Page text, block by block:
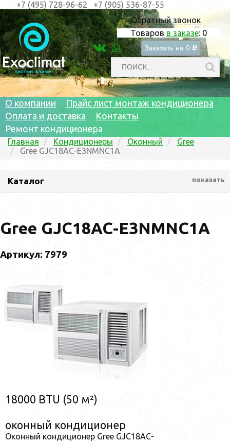
Обратный звонок
Товаров в заказе: 0
Заказать на 0 c
+7 (495) 728-96-62 +7 (905) 536-87-55
О компании
Прайс лист монтаж кондиционера
Оплата и доставка
Контакты
Ремонт кондиционера
Главная Кондиционеры Оконный
Gree
Gree GJC18AC-E3NMNC1A
Каталог показать
Gree GJC18AC-E3NMNC1A
Артикул: 7979
18000 BTU (50 м²)
оконный кондиционер
Оконный кондиционер Gree GJC18AC-